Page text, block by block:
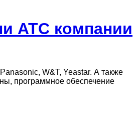
АТС компании
W&T, Yeastar. А также
программное обеспечение